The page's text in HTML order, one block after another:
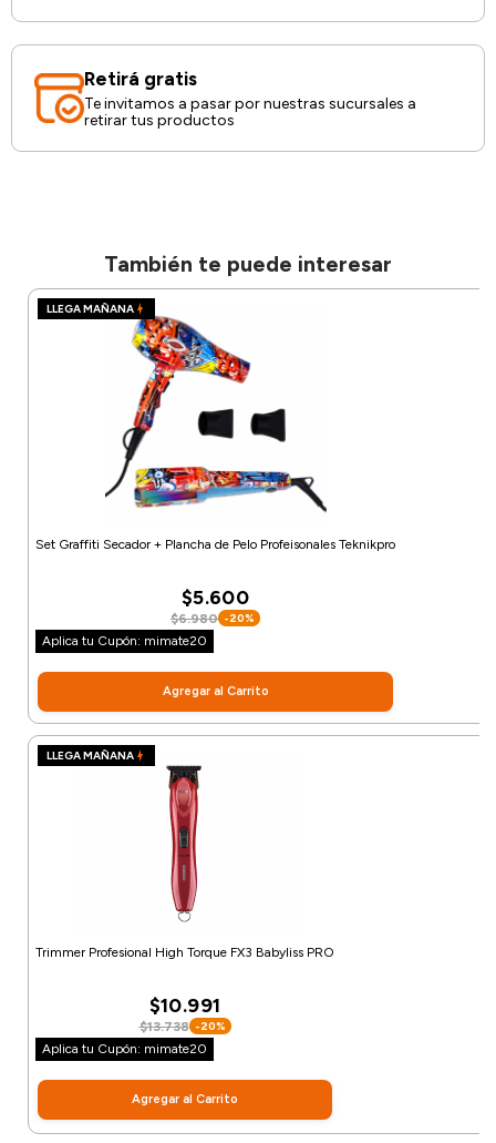
Retirá gratis
Te invitamos a pasar por nuestras sucursales a
retirar tus productos
También te puede interesar
LLEGA MAÑANA
Set Graffiti Secador + Plancha de Pelo Profeisonales Teknikpro
$5.600
$6.980 -20%
Aplica tu Cupón: mimate20
Agregar al Carrito
LLEGA MAÑANA
Trimmer Profesional High Torque FX3 Babyliss PRO
$10.991
$13.738 -20%
Aplica tu Cupón: mimate20
Agregar al Carrito